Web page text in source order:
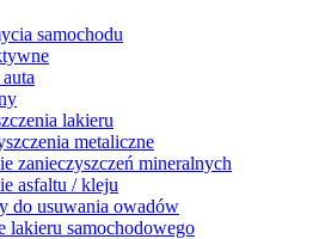
samochodu
lakieru
metaliczne
zanieczyszczeń mineralnych
asfaltu / kleju
do usuwania owadów
lakieru samochodowego